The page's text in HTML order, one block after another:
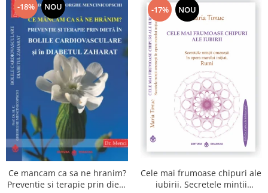
-18% NOU
Ce mancam ca sa ne hranim?
Preventie si terapie prin dieta
-17% NOU
Cele mai frumoase chipuri ale
iubirii. Secretele mintii